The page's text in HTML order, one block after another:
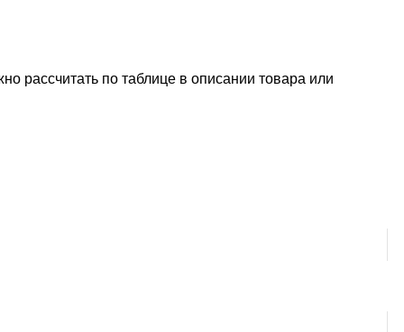
рассчитать по таблице в описании товара или